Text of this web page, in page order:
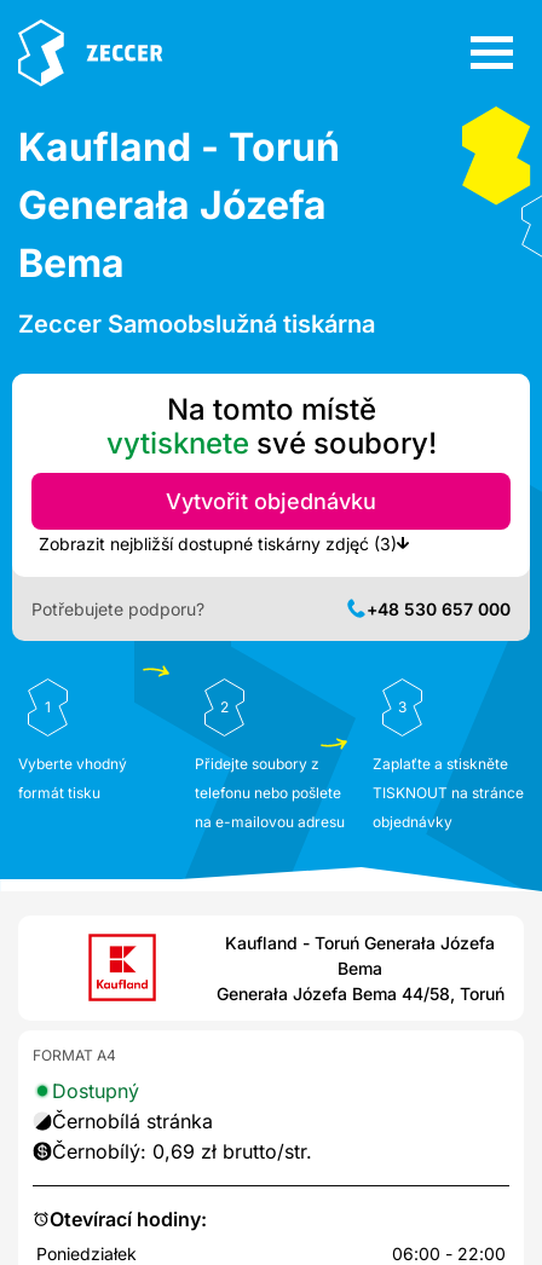
Kaufland - Toruń
Generała Józefa
Bema
Zeccer Samoobslužná tiskárna
Na tomto místě
vytisknete své soubory!
Vytvořit objednávku
Zobrazit nejbližší dostupné tiskárny zdjęć (3)
Potřebujete podporu? +48 530 657 000
1
Vyberte vhodný
formát tisku
2
Přidejte soubory z
telefonu nebo pošlete
na e-mailovou adresu
3
Zaplaťte a stiskněte
TISKNOUT na stránce
objednávky
Kaufland - Toruń Generała Józefa
Bema
Generała Józefa Bema 44/58, Toruń
Otevírací hodiny:
Poniedziałek
06:00 - 22:00
FORMAT A4
Dostupný
Černobílá stránka
Černobílý: 0,69 zł brutto/str.